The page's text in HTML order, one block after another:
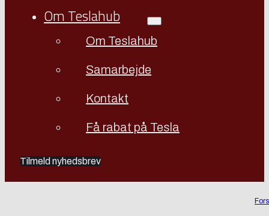
Om Teslahub
Om Teslahub
Samarbejde
Kontakt
Få rabat på Tesla
Tilmeld nyhedsbrev